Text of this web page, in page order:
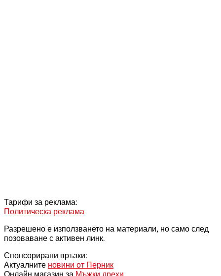
Тарифи за реклама:
Политическа реклама
Разрешено е използването на материали, но само след
позоваване с активен линк.
Спонсорирани връзки:
Актуалните новини от Перник
Онлайн магазин за Мъжки дрехи